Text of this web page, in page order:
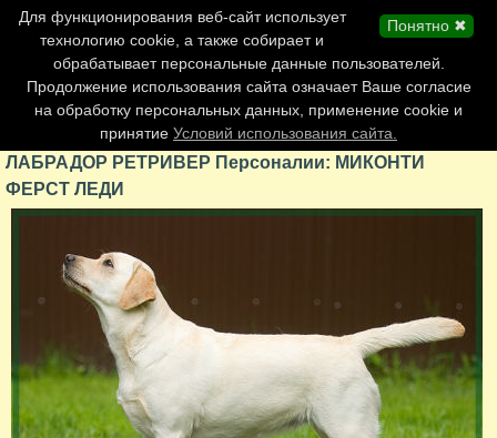
Главная страница
Обновления сайта
Контакты
Персоналии
Форум
ЛАБРАДОР РЕТРИВЕР Персоналии: МИКОНТИ
ФЕРСТ ЛЕДИ
Понятно ✖
Для функционирования веб-сайт использует
технологию cookie, а также собирает и
обрабатывает персональные данные пользователей.
Продолжение использования сайта означает Ваше согласие
на обработку персональных данных, применение cookie и
принятие Условий использования сайта.